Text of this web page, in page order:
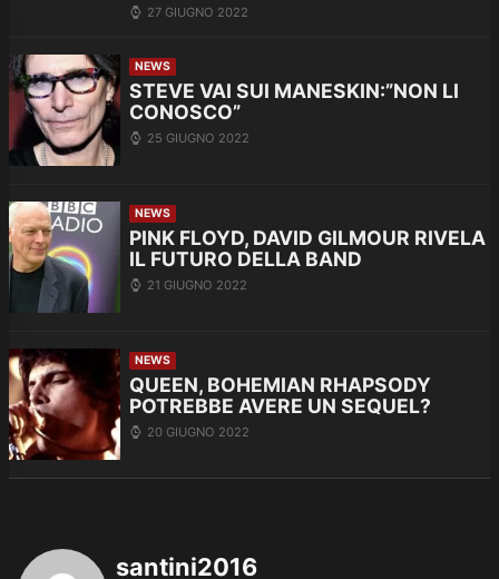
27 GIUGNO 2022
NEWS
STEVE VAI SUI MANESKIN:”NON LI
CONOSCO”
25 GIUGNO 2022
NEWS
PINK FLOYD, DAVID GILMOUR RIVELA
IL FUTURO DELLA BAND
21 GIUGNO 2022
NEWS
QUEEN, BOHEMIAN RHAPSODY
POTREBBE AVERE UN SEQUEL?
20 GIUGNO 2022
santini2016